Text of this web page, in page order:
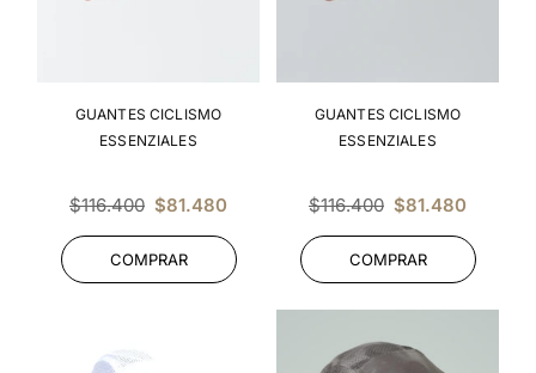
GUANTES CICLISMO
ESSENZIALES
Precio
$116.400 $81.480
COMPRAR
GUANTES CICLISMO
ESSENZIALES
Precio
$116.400 $81.480
COMPRAR